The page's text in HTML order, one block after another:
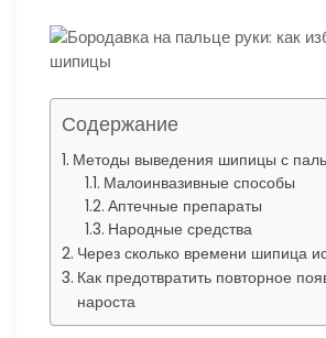
Содержание
Методы выведения шипицы с
Малоинвазивные способы
Аптечные препараты
Народные средства
Через сколько времени шипица
Как предотвратить повторное
нароста